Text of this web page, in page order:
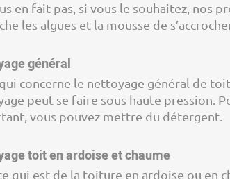
en fait pas, si vous le souhaitez, nos
les algues et la mousse de
général
concerne le nettoyage général de
peut se faire sous haute pression.
vous pouvez mettre du détergent.
toit en ardoise et chaume
qui est de la toiture en ardoise ou en